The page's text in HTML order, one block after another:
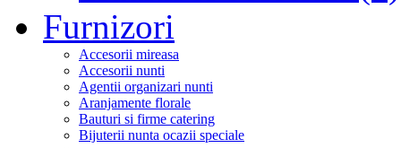
Furnizori
Accesorii mireasa
Accesorii nunti
Agentii organizari nunti
Aranjamente florale
Bauturi si firme catering
Bijuterii nunta ocazii speciale